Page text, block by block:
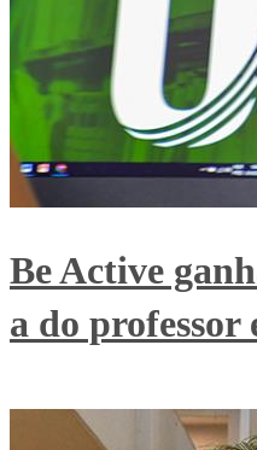
Be Active
a do professor